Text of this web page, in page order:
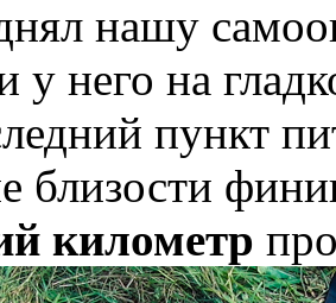
нашу
у него на
пункт
близости
километр